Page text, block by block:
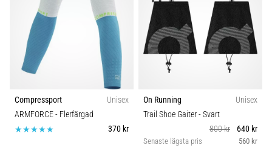
Compressport
Unisex
ARMFORCE- Flerfärgad
370 kr
On Running
Unisex
Trail Shoe Gaiter- Svart
800 kr
640 kr
Senaste lägsta pris 560 kr